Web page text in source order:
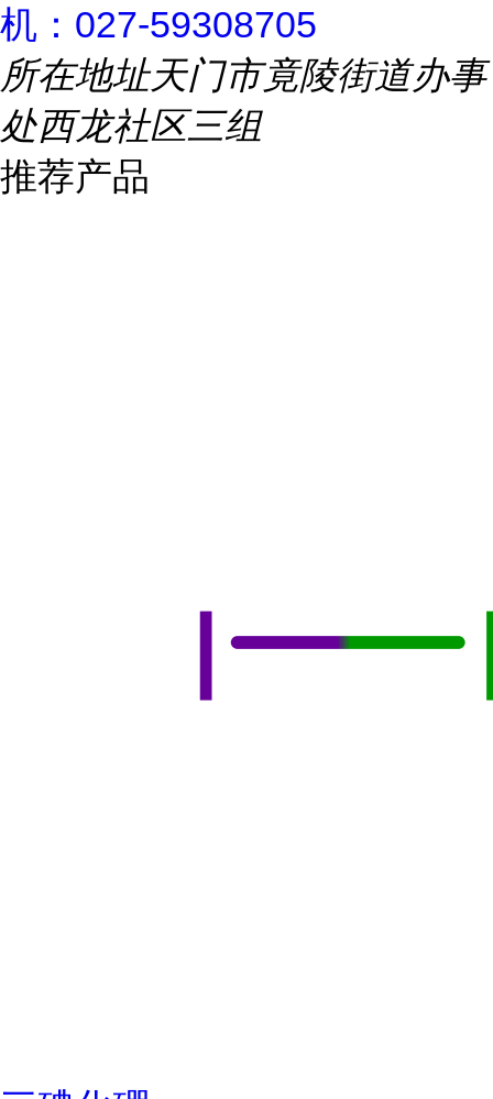
机：027-59308705
所在地址天门市竟陵街道办事
处西龙社区三组
推荐产品